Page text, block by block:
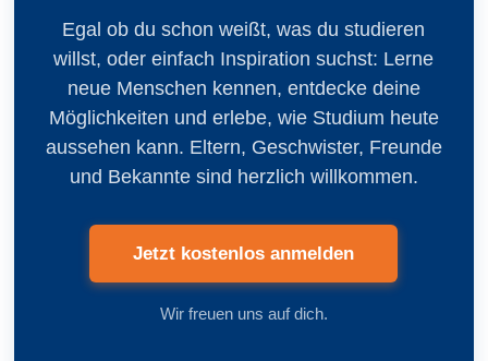
Egal ob du schon weißt, was du studieren
willst, oder einfach Inspiration suchst: Lerne
neue Menschen kennen, entdecke deine
Möglichkeiten und erlebe, wie Studium heute
aussehen kann. Eltern, Geschwister, Freunde
und Bekannte sind herzlich willkommen.
Jetzt kostenlos anmelden
Wir freuen uns auf dich.